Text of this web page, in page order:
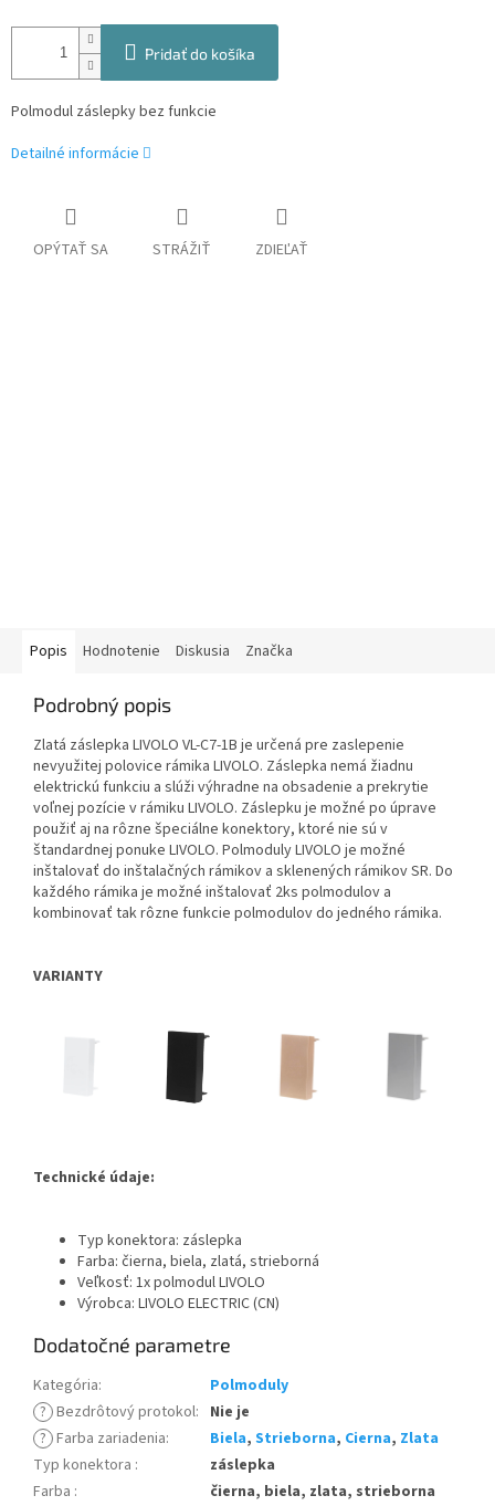
Pridať do košíka
Polmodul záslepky bez funkcie
Detailné informácie
OPÝTAŤ SA STRÁŽIŤ ZDIEĽAŤ
Popis Hodnotenie Diskusia Značka
Podrobný popis
Zlatá záslepka LIVOLO VL-C7-1B je určená pre zaslepenie
nevyužitej polovice rámika LIVOLO. Záslepka nemá žiadnu
elektrickú funkciu a slúži výhradne na obsadenie a prekrytie
voľnej pozície v rámiku LIVOLO. Záslepku je možné po úprave
použiť aj na rôzne špeciálne konektory, ktoré nie sú v
štandardnej ponuke LIVOLO. Polmoduly LIVOLO je možné
inštalovať do inštalačných rámikov a sklenených rámikov SR. Do
každého rámika je možné inštalovať 2ks polmodulov a
kombinovať tak rôzne funkcie polmodulov do jedného rámika.
VARIANTY
Technické údaje:
Typ konektora: záslepka
Farba: čierna, biela, zlatá, strieborná
Veľkosť: 1x polmodul LIVOLO
Výrobca: LIVOLO ELECTRIC (CN)
Dodatočné parametre
Kategória:
Polmoduly
? Bezdrôtový protokol: Nie je
? Farba zariadenia: Biela, Strieborna, Cierna, Zlata
Typ konektora :
záslepka
Farba :
čierna, biela, zlata, strieborna